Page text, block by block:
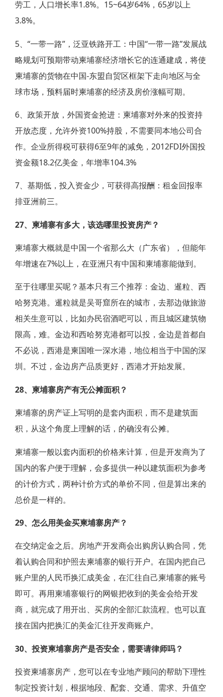
劳工，人口增长率1.8%。15~64岁64%，65岁以上
3.8%。
5、“一带一路”，泛亚铁路开工：中国“一带一路”发展战
略规划可预期带动柬埔寨经济增长它的连通建成，将使
柬埔寨的货物在中国-东盟自贸区框架下走向地区与全
球市场，预料届时柬埔寨的经济及房价涨幅可期。
6、政策开放，外国资金抢进：柬埔寨对外来的投资持
开放态度，允许外资100%持股，不需要同本地公司合
作。企业所得税可获得6至9年的减免，2012FDI外国投
资金额18.2亿美金，年增率104.3%
7、基期低，投入资金少，可获得高报酬：租金回报率
排亚洲前三。
27、柬埔寨有多大，该选哪里投资房产？
柬埔寨大概就是中国一个省那么大（广东省），但能年
年增速在7%以上，在亚洲只有中国和柬埔寨能做到。
至于往哪里买呢？基本只有三个推荐：金边、暹粒、西
哈努克港。暹粒就是吴哥窟所在的城市，去那边做旅游
相关生意可以，比如办民宿酒吧可以，而且城区建筑物
限高，难。金边和西哈努克港都可以投，金边是首都自
不必说，西港是柬国唯一深水港，地位相当于中国的深
圳。不过，金边房产品质更好，西港才开始发展。
28、柬埔寨房产有无公摊面积？
柬埔寨的房产证上写明的是套内面积，而不是建筑面
积，从这个角度上理解的话，的确没有公摊。
柬埔寨一般以套内面积的价格来计算，但是开发商为了
国内的客户便于理解，会多提供一种以建筑面积为参考
的计价方式，两种计价方式的单价不同，但是算出来的
总价是一样的。
29、怎么用美金买柬埔寨房产？
在交纳定金之后。房地产开发商会出购房认购合同，凭
着认购合同和护照去柬埔寨的银行开户。在国内把自己
账户里的人民币换汇成美金，在汇往自己柬埔寨的账号
即可。再用柬埔寨银行的网银把收到的美金会给开发
商，就完成了用开出、买房的全部汇款流程。也可以直
接在国内把换汇的美金汇往开发商账户。
30、投资柬埔寨房产是否安全，需要请律师吗？
投资柬埔寨房产，您可以在专业地产顾问的帮助下理性
制定投资计划，根据地段、配套、交通、需求、升值空